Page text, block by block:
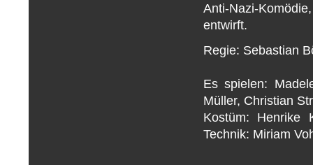
Anti-Nazi-
entwirft.
Regie: Sebastian
Es spielen:
Müller, Christian
Kostüm: Henrike
Technik: Miriam